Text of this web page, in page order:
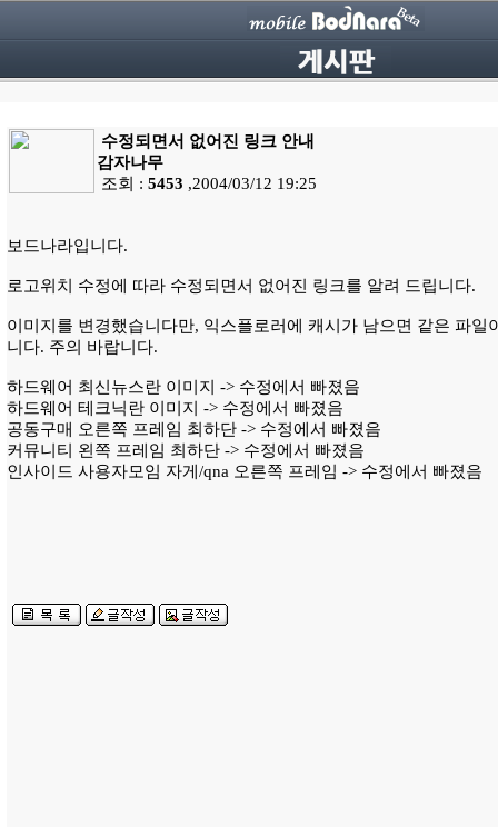
수정되면서 없어진 링크 안내
감자나무
조회 : 5453 ,2004/03/12 19:25
보드나라입니다.
로고위치 수정에 따라 수정되면서 없어진 링크를 알려 드립니다.
이미지를 변경했습니다만, 익스플로러에 캐시가 남으면 같은 파일
니다. 주의 바랍니다.
하드웨어 최신뉴스란 이미지 -> 수정에서 빠졌음
하드웨어 테크닉란 이미지 -> 수정에서 빠졌음
공동구매 오른쪽 프레임 최하단 -> 수정에서 빠졌음
커뮤니티 왼쪽 프레임 최하단 -> 수정에서 빠졌음
인사이드 사용자모임 자게/qna 오른쪽 프레임 -> 수정에서 빠졌음